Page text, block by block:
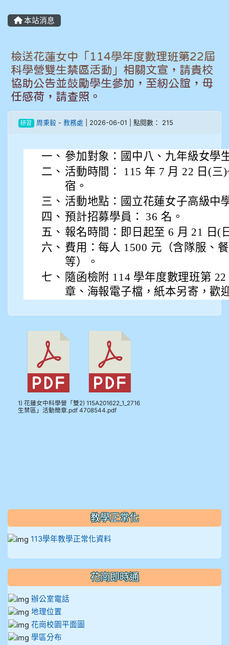
904彭子庭
905周沛蓉
905鄭瑀安
906江彥臻
908彭主豪
909林玉楓
909林朝智
910謝尚橙
910溫婕伶
911王祉傑
911張 婷
912彭子宸
本站消息
檢送花蓮女中「114學年度數理班第22屆
科學營雙生禁區活動」相關文宣，請貴校
協助公告並鼓勵學生參加，至紉公誼，毋
任感荷，請查照。
研習 周秉毅- 教務處 | 2026-06-01 | 點閱數： 215
一、 參加對象：國中八、九年級女學
二、 活動時間： 115 年 7 月 22 日(三
宿。
三、 活動地點：國立花蓮女子高級中
四、 預計招募學員： 36 名。
五、 報名時間：即日起至 6 月 21 日(
六、 費用：每人 1500 元（含隊服、
等）。
七、 隨函檢附 114 學年度數理班第
章、海報電子檔，紙本另寄，歡
1) 花蓮女中科學營「雙
生禁區」活動簡章.pdf
2) 115A201622_1_2716
4708544.pdf
教學正常化
113學年教學正常化資料
花崗即時通
辦公室電話
地理位置
花崗校園平面圖
學區分布